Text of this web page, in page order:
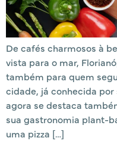
De cafés charmosos à
vista para o mar,
também para quem
cidade, já conhecida por
agora se destaca
sua gastronomia plant-
uma pizza […]